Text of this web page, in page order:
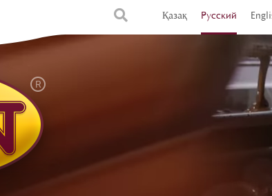
Қазақ Русский